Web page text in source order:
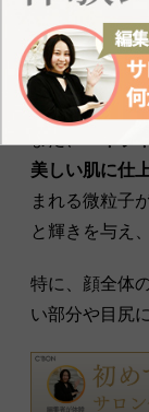
高いクレンジ
クは肌に負担
適度な濃さに
ハイラ
美しい肌に仕
まれる微粒子
と輝きを与え
特に、顔全体
い部分や目尻